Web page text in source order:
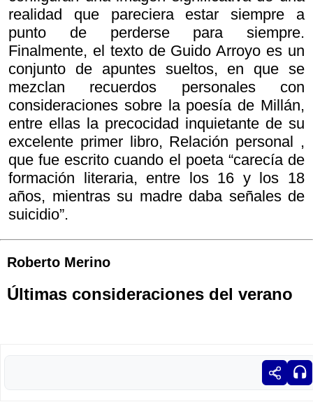
realidad que pareciera estar siempre a
punto de perderse para siempre.
Finalmente, el texto de Guido Arroyo es un
conjunto de apuntes sueltos, en que se
mezclan recuerdos personales con
consideraciones sobre la poesía de Millán,
entre ellas la precocidad inquietante de su
excelente primer libro, Relación personal ,
que fue escrito cuando el poeta “carecía de
formación literaria, entre los 16 y los 18
años, mientras su madre daba señales de
suicidio”.
Roberto Merino
Últimas consideraciones del verano